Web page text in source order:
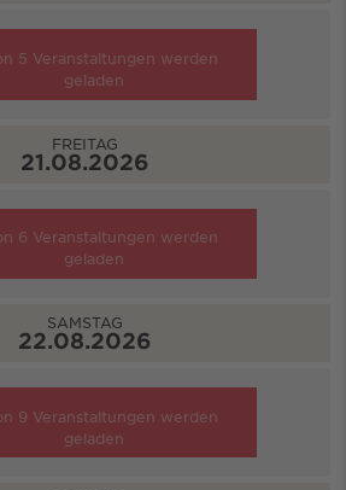
5 Veranstaltungen werden
geladen
FREITAG
21.08.2026
6 Veranstaltungen werden
geladen
SAMSTAG
22.08.2026
9 Veranstaltungen werden
geladen